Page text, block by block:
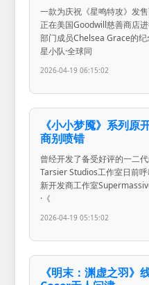
一款为庆祝《星鸣特攻》发
正在美国Goodwill慈善商店
部门成员Chelsea Grace的纪
星小队·全球同
2026-04-19 06:15:02
《小小梦魇》系列原
商别喷错
曾经开发了备受好评的一二
Tarsier Studios工作室日前
新开发商工作室
·《
2026-04-19 05:15:02
《明末：渊虚之羽》